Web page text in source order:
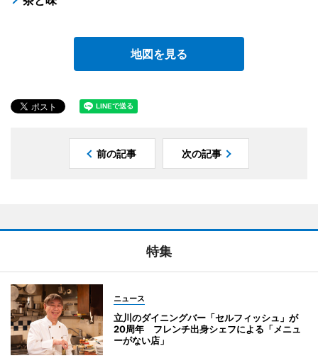
地図を見る
前の記事 次の記事
特集
ニュース
立川のダイニングバー「セルフィッシュ」が
20周年 フレンチ出身シェフによる「メニュ
ーがない店」